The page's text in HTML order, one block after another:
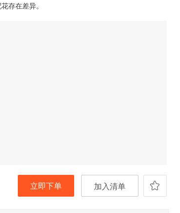
存在差异。
立即下单 加入清单